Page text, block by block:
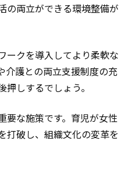
の両立ができる環境整備が
ークを導入してより柔軟な
介護との両立支援制度の充
しするでしょう。
要な施策です。育児が女性
打破し、組織文化の変革を